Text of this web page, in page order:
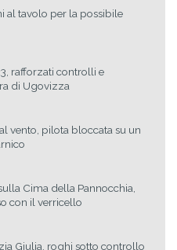
al tavolo per la possibile
rafforzati controlli e
di Ugovizza
vento, pilota bloccata su un
Cima della Pannocchia,
con il verricello
Giulia, roghi sotto controllo